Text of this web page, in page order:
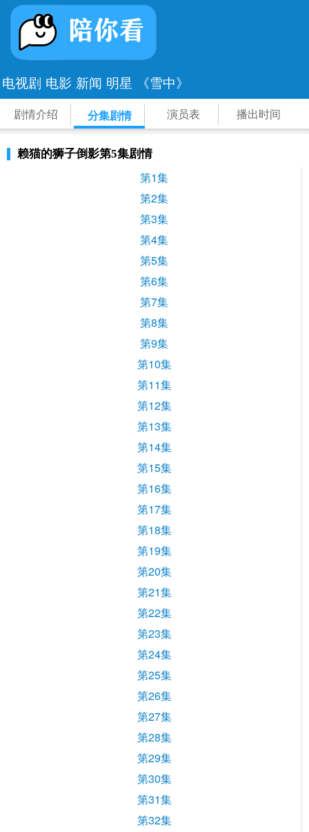
电视剧 电影 新闻 明星 《雪中》
剧情介绍 分集剧情 演员表 播出时间
赖猫的狮子倒影第5集剧情
第1集
第2集
第3集
第4集
第5集
第6集
第7集
第8集
第9集
第10集
第11集
第12集
第13集
第14集
第15集
第16集
第17集
第18集
第19集
第20集
第21集
第22集
第23集
第24集
第25集
第26集
第27集
第28集
第29集
第30集
第31集
第32集